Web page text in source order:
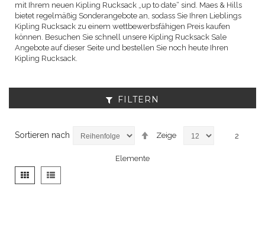
mit Ihrem neuen Kipling Rucksack „up to date“ sind. Maes & Hills
bietet regelmäßig Sonderangebote an, sodass Sie Ihren Lieblings
Kipling Rucksack zu einem wettbewerbsfähigen Preis kaufen
können. Besuchen Sie schnell unsere Kipling Rucksack Sale
Angebote auf dieser Seite und bestellen Sie noch heute Ihren
Kipling Rucksack.
FILTERN
Sortieren nach
Absteigend
sortieren
Zeige 2
Elemente
Anzeigen
als
Liste Liste